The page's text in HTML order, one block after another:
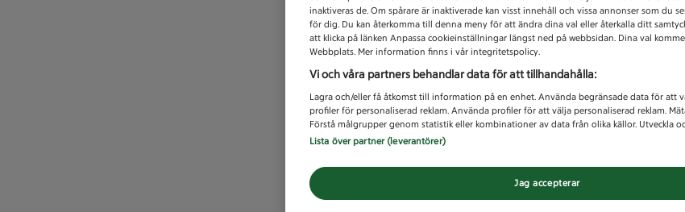
inaktiveras de. Om spårare är inaktiverade kan visst innehåll och vissa annonser som du
för dig. Du kan återkomma till denna meny för att ändra dina val eller återkalla ditt
att klicka på länken Anpassa cookieinställningar längst ned på webbsidan. Dina val
Webbplats. Mer information finns i vår integritetspolicy.
Vi och våra partners behandlar data för att tillhandahålla:
Lagra och/eller få åtkomst till information på en enhet. Använda begränsade data för att
profiler för personaliserad reklam. Använda profiler för att välja personaliserad reklam.
Förstå målgrupper genom statistik eller kombinationer av data från olika källor. Utveckla
Lista över partner (leverantörer)
Jag accepterar